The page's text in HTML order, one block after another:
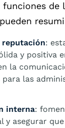
funciones de
reputación:
y positiva
la
las
interna:
y asegurar